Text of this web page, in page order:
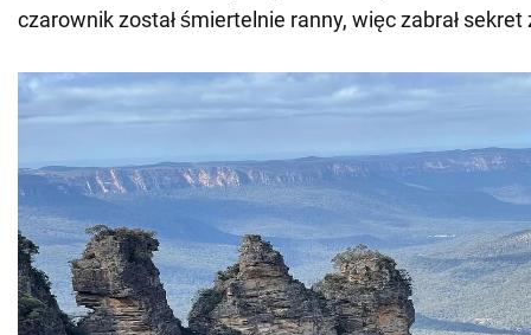
czarownik został śmiertelnie ranny, więc zabrał